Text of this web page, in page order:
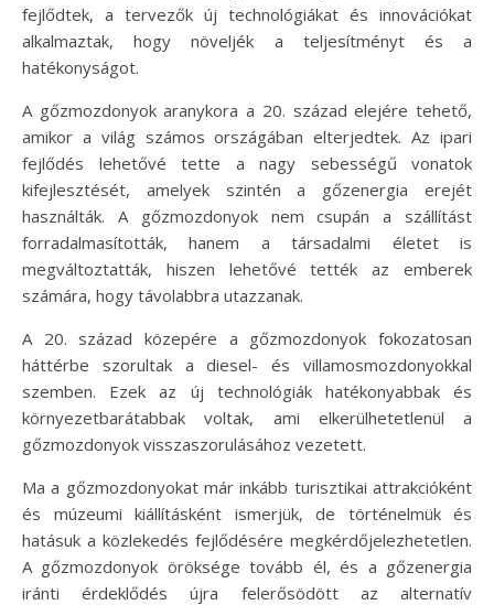
fejlődtek, a tervezők új technológiákat és innovációkat
alkalmaztak, hogy növeljék a teljesítményt és a
hatékonyságot.
A gőzmozdonyok aranykora a 20. század elejére tehető,
amikor a világ számos országában elterjedtek. Az ipari
fejlődés lehetővé tette a nagy sebességű vonatok
kifejlesztését, amelyek szintén a gőzenergia erejét
használták. A gőzmozdonyok nem csupán a szállítást
forradalmasították, hanem a társadalmi életet is
megváltoztatták, hiszen lehetővé tették az emberek
számára, hogy távolabbra utazzanak.
A 20. század közepére a gőzmozdonyok fokozatosan
háttérbe szorultak a diesel- és villamosmozdonyokkal
szemben. Ezek az új technológiák hatékonyabbak és
környezetbarátabbak voltak, ami elkerülhetetlenül a
gőzmozdonyok visszaszorulásához vezetett.
Ma a gőzmozdonyokat már inkább turisztikai attrakcióként
és múzeumi kiállításként ismerjük, de történelmük és
hatásuk a közlekedés fejlődésére megkérdőjelezhetetlen.
A gőzmozdonyok öröksége tovább él, és a gőzenergia
iránti érdeklődés újra felerősödött az alternatív